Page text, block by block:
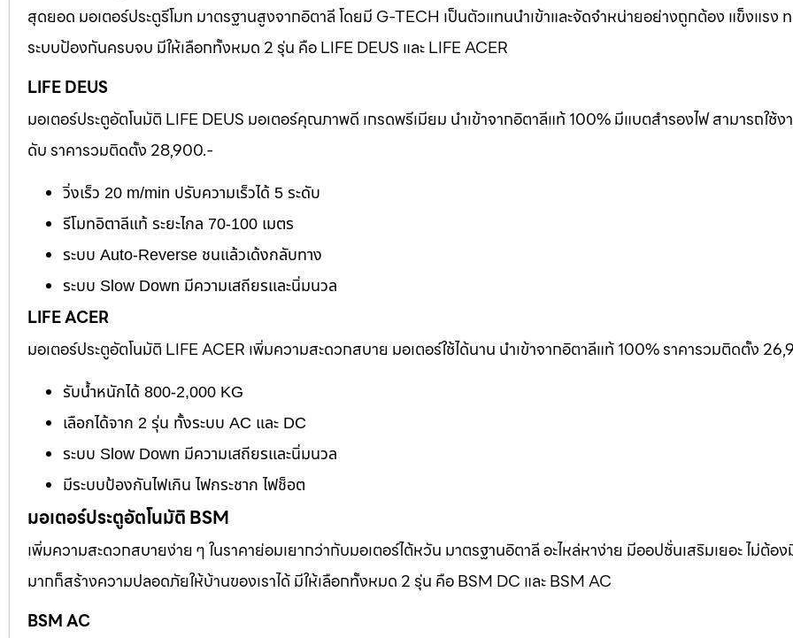
สุดยอด มอเตอร์ประตูรีโมท มาตรฐานสูงจากอิตาลี โดยมี G-TECH เป็นตัวแทนนำเข้าและจัดจำหน่ายอย่างถูกต้อง แข็งแรง
ระบบป้องกันครบจบ มีให้เลือกทั้งหมด 2 รุ่น คือ LIFE DEUS และ LIFE ACER
LIFE DEUS
มอเตอร์ประตูอัตโนมัติ LIFE DEUS มอเตอร์คุณภาพดี เกรดพรีเมียม นำเข้าจากอิตาลีแท้ 100% มีแบตสำรองไฟ สามารถใช้ง
ดับ ราคารวมติดตั้ง 28,900.-
วิ่งเร็ว 20 m/min ปรับความเร็วได้ 5 ระดับ
รีโมทอิตาลีแท้ ระยะไกล 70-100 เมตร
ระบบ Auto-Reverse ชนแล้วเด้งกลับทาง
ระบบ Slow Down มีความเสถียรและนิ่มนวล
LIFE ACER
มอเตอร์ประตูอัตโนมัติ LIFE ACER เพิ่มความสะดวกสบาย มอเตอร์ใช้ได้นาน นำเข้าจากอิตาลีแท้ 100% ราคารวมติดตั้ง
รับน้ำหนักได้ 800-2,000 KG
เลือกได้จาก 2 รุ่น ทั้งระบบ AC และ DC
ระบบ Slow Down มีความเสถียรและนิ่มนวล
มีระบบป้องกันไฟเกิน ไฟกระชาก ไฟช็อต
มอเตอร์ประตูอัตโนมัติ BSM
เพิ่มความสะดวกสบายง่าย ๆ ในราคาย่อมเยากว่ากับมอเตอร์ไต้หวัน มาตรฐานอิตาลี อะไหล่หาง่าย มีออปชั่นเสริมเยอะ ไม่ต้อง
มากก็สร้างความปลอดภัยให้บ้านของเราได้ มีให้เลือกทั้งหมด 2 รุ่น คือ BSM DC และ BSM AC
BSM AC